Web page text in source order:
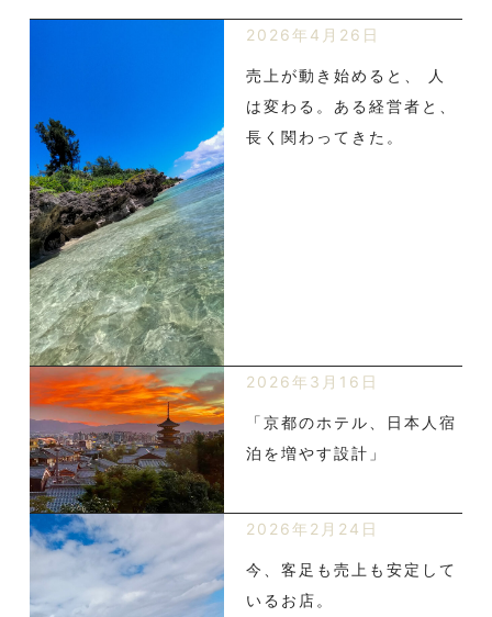
2026年4月26日
売上が動き始めると、 人
は変わる。ある経営者と、
長く関わってきた。
2026年3月16日
「京都のホテル、日本人宿
泊を増やす設計」
2026年2月24日
今、客足も売上も安定して
いるお店。